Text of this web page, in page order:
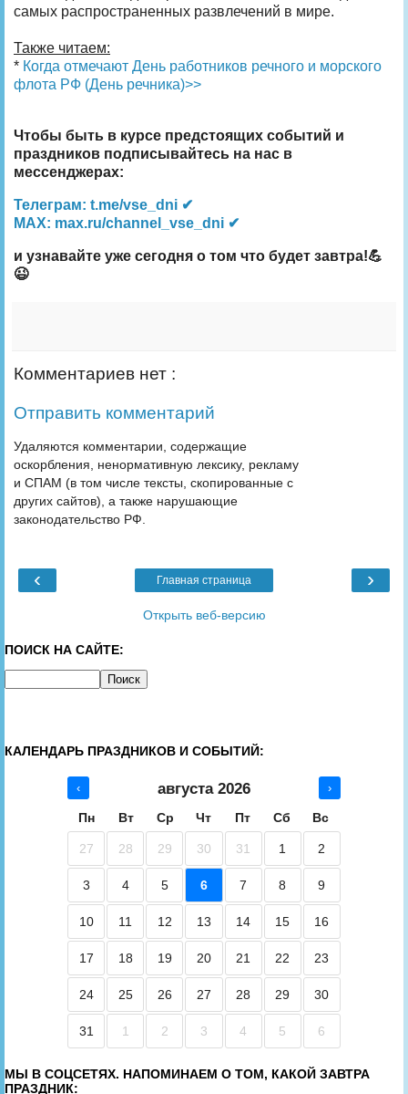
самых распространенных развлечений в мире.
Также читаем:
* Когда отмечают День работников речного и морского
флота РФ (День речника)>>
Чтобы быть в курсе предстоящих событий и
праздников подписывайтесь на нас в
мессенджерах:
Телеграм: t.me/vse_dni ✔
MAX: max.ru/channel_vse_dni ✔
и узнавайте уже сегодня о том что будет завтра!💪
😉
Комментариев нет :
Отправить комментарий
Удаляются комментарии, содержащие
оскорбления, ненормативную лексику, рекламу
и СПАМ (в том числе тексты, скопированные с
других сайтов), а также нарушающие
законодательство РФ.
‹ ›
Главная страница
Открыть веб-версию
ПОИСК НА САЙТЕ:
КАЛЕНДАРЬ ПРАЗДНИКОВ И СОБЫТИЙ:
‹ августа 2026 ›
Пн Вт Ср Чт Пт Сб Вс
27 28 29 30 31 1 2
3 4 5 6 7 8 9
10 11 12 13 14 15 16
17 18 19 20 21 22 23
24 25 26 27 28 29 30
31 1 2 3 4 5 6
МЫ В СОЦСЕТЯХ. НАПОМИНАЕМ О ТОМ, КАКОЙ ЗАВТРА
ПРАЗДНИК: